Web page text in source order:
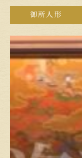
御所人形